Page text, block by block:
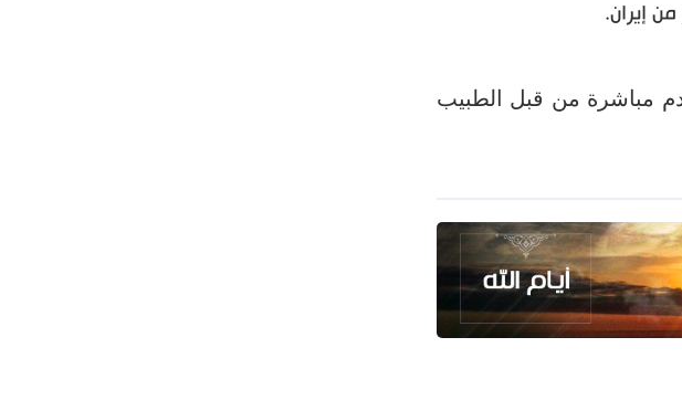
إيران.
مباشرة من قبل الطبيب